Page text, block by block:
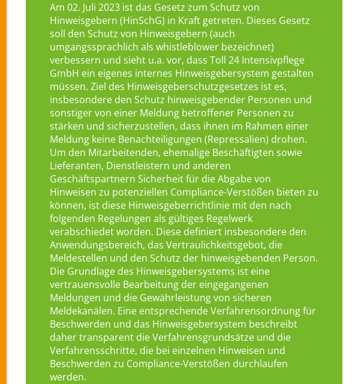
Am 02. Juli 2023 ist das Gesetz zum Schutz von
Hinweisgebern (HinSchG) in Kraft getreten. Dieses Gesetz
soll den Schutz von Hinweisgebern (auch
umgangssprachlich als whistleblower bezeichnet)
verbessern und sieht u.a. vor, dass Toll 24 Intensivpflege
GmbH ein eigenes internes Hinweisgebersystem gestalten
müssen. Ziel des Hinweisgeberschutzgesetzes ist es,
insbesondere den Schutz hinweisgebender Personen und
sonstiger von einer Meldung betroffener Personen zu
stärken und sicherzustellen, dass ihnen im Rahmen einer
Meldung keine Benachteiligungen (Repressalien) drohen.
Um den Mitarbeitenden, ehemalige Beschäftigten sowie
Lieferanten, Dienstleistern und anderen
Geschäftspartnern Sicherheit für die Abgabe von
Hinweisen zu potenziellen Compliance-Verstößen bieten zu
können, ist diese Hinweisgeberrichtlinie mit den nach
folgenden Regelungen als gültiges Regelwerk
verabschiedet worden. Diese definiert insbesondere den
Anwendungsbereich, das Vertraulichkeitsgebot, die
Meldestellen und den Schutz der hinweisgebenden Person.
Die Grundlage des Hinweisgebersystems ist eine
vertrauensvolle Bearbeitung der eingegangenen
Meldungen und die Gewährleistung von sicheren
Meldekanälen. Eine entsprechende Verfahrensordnung für
Beschwerden und das Hinweisgebersystem beschreibt
daher transparent die Verfahrensgrundsätze und die
Verfahrensschritte, die bei einzelnen Hinweisen und
Beschwerden zu Compliance-Verstößen durchlaufen
werden.